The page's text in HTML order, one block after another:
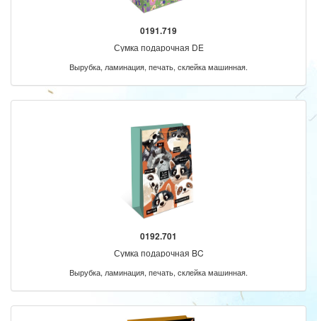
0191.719
Сумка подарочная DE
Вырубка, ламинация, печать, склейка машинная.
0192.701
Сумка подарочная BC
Вырубка, ламинация, печать, склейка машинная.